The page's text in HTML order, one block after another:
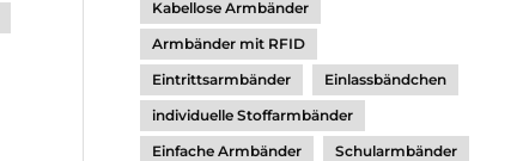
Kabellose Armbänder
Armbänder mit RFID
Eintrittsarmbänder
Einlassbändchen
individuelle Stoffarmbänder
Einfache Armbänder
Schularmbänder